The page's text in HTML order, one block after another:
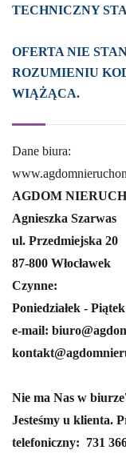
TECHNICZNY
OFERTA NIE
ROZUMIENIU
WIĄŻĄCA.
Dane biura:
AGDOM
Agnieszka Szarwas
ul. Przedmiejska 20
87-800 Włocławek
Czynne:
Poniedziałek -
e-mail:
Nie ma Nas w
Jesteśmy u klienta.
telefoniczny: 731